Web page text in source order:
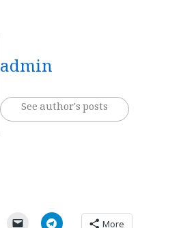
admin
See author's posts
More